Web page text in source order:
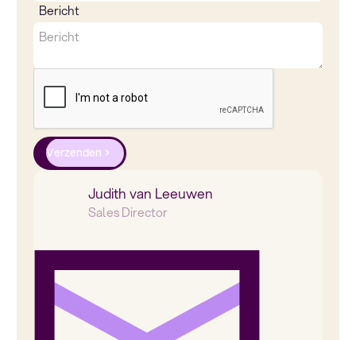
Judith van Leeuwen
Sales Director
Bericht
Verzenden